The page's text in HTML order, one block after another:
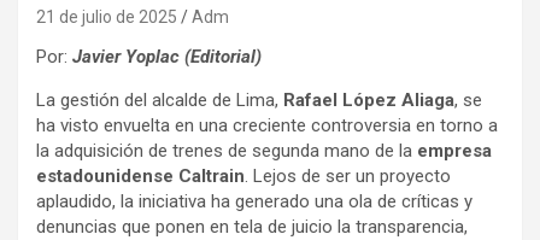
21 de julio de 2025 Adm
Por: Javier Yoplac (Editorial)
La gestión del alcalde de Lima, Rafael López Aliaga, se
ha visto envuelta en una creciente controversia en torno a
la adquisición de trenes de segunda mano de la empresa
estadounidense Caltrain. Lejos de ser un proyecto
aplaudido, la iniciativa ha generado una ola de críticas y
denuncias que ponen en tela de juicio la transparencia,